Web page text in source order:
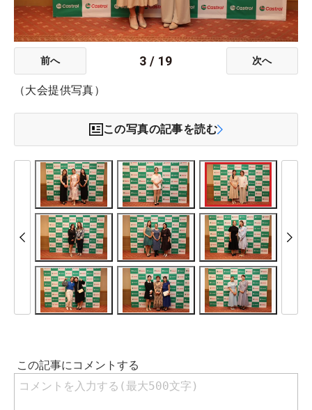
前へ 3 / 19 次へ
（大会提供写真）
この写真の記事を読む